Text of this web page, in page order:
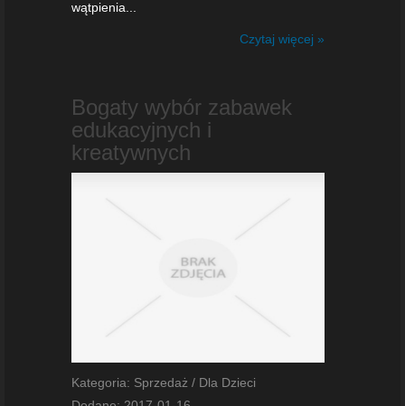
wątpienia...
Czytaj więcej »
Bogaty wybór zabawek
edukacyjnych i
kreatywnych
Kategoria: Sprzedaż / Dla Dzieci